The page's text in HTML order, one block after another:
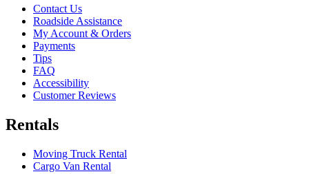
Contact Us
Roadside Assistance
My Account & Orders
Payments
Tips
FAQ
Accessibility
Customer Reviews
Rentals
Moving Truck Rental
Cargo Van Rental